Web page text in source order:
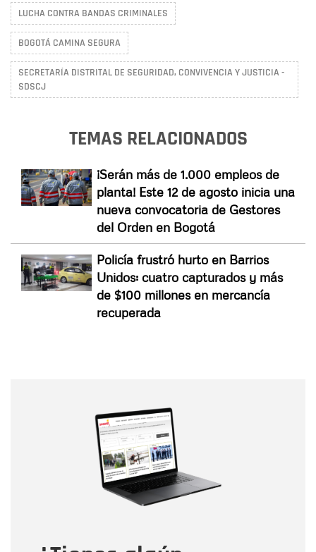
LUCHA CONTRA BANDAS CRIMINALES
BOGOTÁ CAMINA SEGURA
SECRETARÍA DISTRITAL DE SEGURIDAD, CONVIVENCIA Y JUSTICIA -
SDSCJ
TEMAS RELACIONADOS
¡Serán más de 1.000 empleos de
planta! Este 12 de agosto inicia una
nueva convocatoria de Gestores
del Orden en Bogotá
Policía frustró hurto en Barrios
Unidos: cuatro capturados y más
de $100 millones en mercancía
recuperada
Correo electrónico
Tipo de comentario